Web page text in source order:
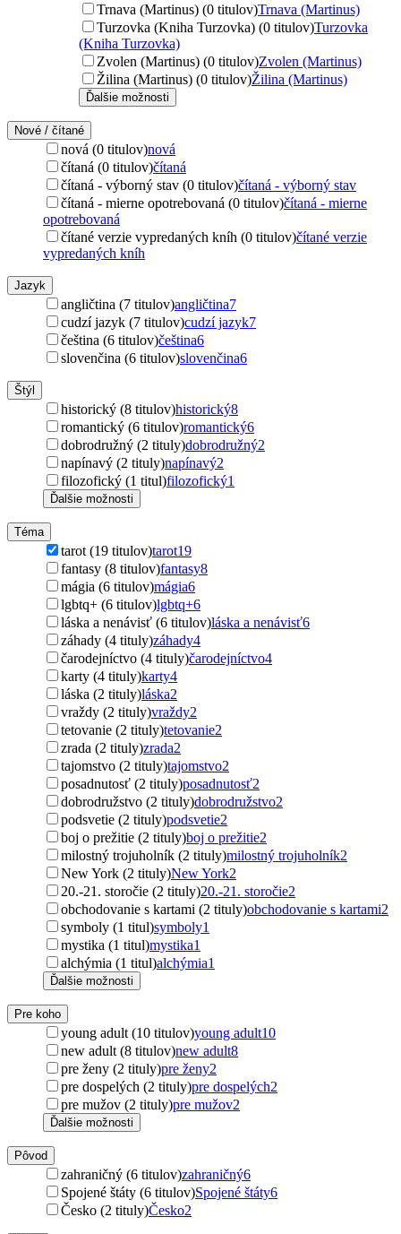
Trnava (Martinus) (0 titulov)Trnava (Martinus)
Turzovka (Kniha Turzovka) (0 titulov)Turzovka
(Kniha Turzovka)
Zvolen (Martinus) (0 titulov)Zvolen (Martinus)
Žilina (Martinus) (0 titulov)Žilina (Martinus)
Ďalšie možnosti
Nové / čítané
nová (0 titulov)nová
čítaná (0 titulov)čítaná
čítaná - výborný stav (0 titulov)čítaná - výborný stav
čítaná - mierne opotrebovaná (0 titulov)čítaná - mierne
opotrebovaná
čítané verzie vypredaných kníh (0 titulov)čítané verzie
vypredaných kníh
Jazyk
angličtina (7 titulov)angličtina7
cudzí jazyk (7 titulov)cudzí jazyk7
čeština (6 titulov)čeština6
slovenčina (6 titulov)slovenčina6
Štýl
historický (8 titulov)historický8
romantický (6 titulov)romantický6
dobrodružný (2 tituly)dobrodružný2
napínavý (2 tituly)napínavý2
filozofický (1 titul)filozofický1
Ďalšie možnosti
Téma
tarot (19 titulov)tarot19
fantasy (8 titulov)fantasy8
mágia (6 titulov)mágia6
lgbtq+ (6 titulov)lgbtq+6
láska a nenávisť (6 titulov)láska a nenávisť6
záhady (4 tituly)záhady4
čarodejníctvo (4 tituly)čarodejníctvo4
karty (4 tituly)karty4
láska (2 tituly)láska2
vraždy (2 tituly)vraždy2
tetovanie (2 tituly)tetovanie2
zrada (2 tituly)zrada2
tajomstvo (2 tituly)tajomstvo2
posadnutosť (2 tituly)posadnutosť2
dobrodružstvo (2 tituly)dobrodružstvo2
podsvetie (2 tituly)podsvetie2
boj o prežitie (2 tituly)boj o prežitie2
milostný trojuholník (2 tituly)milostný trojuholník2
New York (2 tituly)New York2
20.-21. storočie (2 tituly)20.-21. storočie2
obchodovanie s kartami (2 tituly)obchodovanie s kartami2
symboly (1 titul)symboly1
mystika (1 titul)mystika1
alchýmia (1 titul)alchýmia1
Ďalšie možnosti
Pre koho
young adult (10 titulov)young adult10
new adult (8 titulov)new adult8
pre ženy (2 tituly)pre ženy2
pre dospelých (2 tituly)pre dospelých2
pre mužov (2 tituly)pre mužov2
Ďalšie možnosti
Pôvod
zahraničný (6 titulov)zahraničný6
Spojené štáty (6 titulov)Spojené štáty6
Česko (2 tituly)Česko2